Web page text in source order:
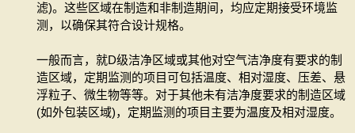
滤)。这些区域在制造和非制造期间，均应定期接受环境监
测，以确保其符合设计规格。
一般而言，就D级洁净区域或其他对空气洁净度有要求的制
造区域，定期监测的项目可包括温度、相对湿度、压差、悬
浮粒子、微生物等等。对于其他未有洁净度要求的制造区域
(如外包装区域)，定期监测的项目主要为温度及相对湿度。